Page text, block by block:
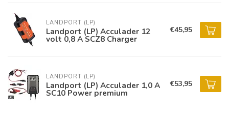
LANDPORT (LP)
Landport (LP) Acculader 12
volt 0,8 A SCZ8 Charger
€45,95
LANDPORT (LP)
Landport (LP) Acculader 1,0 A
SC10 Power premium
€53,95